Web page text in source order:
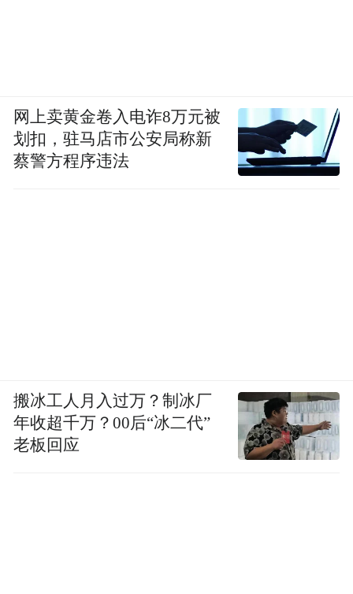
网上卖黄金卷入电诈8万元被
划扣，驻马店市公安局称新
蔡警方程序违法
搬冰工人月入过万？制冰厂
年收超千万？00后“冰二代”
老板回应